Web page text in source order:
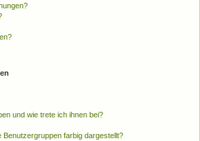
und wie trete ich ihnen bei?
farbig dargestellt?